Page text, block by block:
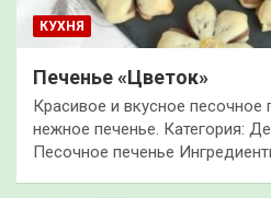
КУХНЯ
Печенье «Цветок»
Красивое и вкусное песочное
нежное печенье. Категория:
Песочное печенье